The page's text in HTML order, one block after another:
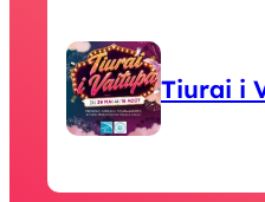
Tiurai i